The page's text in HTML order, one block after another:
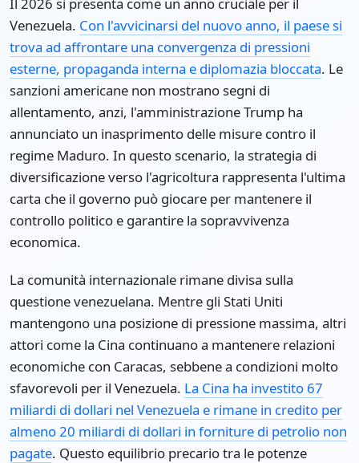
Venezuela. Con l'avvicinarsi del nuovo anno, il paese si
trova ad affrontare una convergenza di pressioni
esterne, propaganda interna e diplomazia bloccata. Le
sanzioni americane non mostrano segni di
allentamento, anzi, l'amministrazione Trump ha
annunciato un inasprimento delle misure contro il
regime Maduro. In questo scenario, la strategia di
diversificazione verso l'agricoltura rappresenta l'ultima
carta che il governo può giocare per mantenere il
controllo politico e garantire la sopravvivenza
economica.
La comunità internazionale rimane divisa sulla
questione venezuelana. Mentre gli Stati Uniti
mantengono una posizione di pressione massima, altri
attori come la Cina continuano a mantenere relazioni
economiche con Caracas, sebbene a condizioni molto
sfavorevoli per il Venezuela. La Cina ha investito 67
miliardi di dollari nel Venezuela e rimane in credito per
almeno 20 miliardi di dollari in forniture di petrolio non
pagate. Questo equilibrio precario tra le potenze